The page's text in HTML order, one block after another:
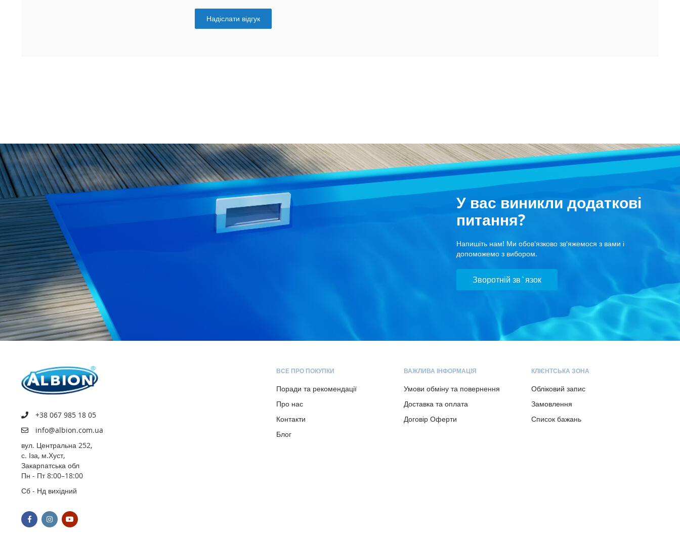
Надіслати відгук
У вас виникли додаткові
питання?
Напишіть нам! Ми обов'язково зв'яжемося з вами і
допоможемо з вибором.
Зворотній зв`язок
+38 067 985 18 05
info@albion.com.ua
вул. Центральна 252,
с. Іза, м.Хуст,
Закарпатська обл
Пн - Пт 8:00–18:00
Сб - Нд вихідний
ВСЕ ПРО ПОКУПКИ
Поради та рекомендації
Про нас
Контакти
Блог
ВАЖЛИВА ІНФОРМАЦІЯ
Умови обміну та повернення
Доставка та оплата
Договір Оферти
КЛІЄНТСЬКА ЗОНА
Обліковий запис
Замовлення
Список бажань